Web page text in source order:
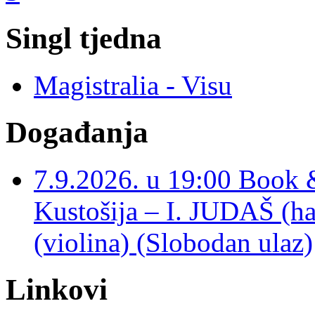
Singl tjedna
Magistralia - Visu
Događanja
7.9.2026. u 19:00 Book
Kustošija – I. JUDAŠ
(violina) (Slobodan ulaz)
Linkovi